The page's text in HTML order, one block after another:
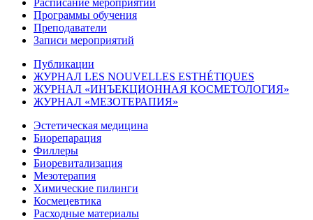
Программы обучения
Преподаватели
Записи мероприятий
Публикации
ЖУРНАЛ LES NOUVELLES ESTHÉTIQUES
ЖУРНАЛ «ИНЪЕКЦИОННАЯ КОСМЕТОЛОГИЯ»
ЖУРНАЛ «МЕЗОТЕРАПИЯ»
Эстетическая медицина
Биорепарация
Филлеры
Биоревитализация
Мезотерапия
Химические пилинги
Космецевтика
Расходные материалы